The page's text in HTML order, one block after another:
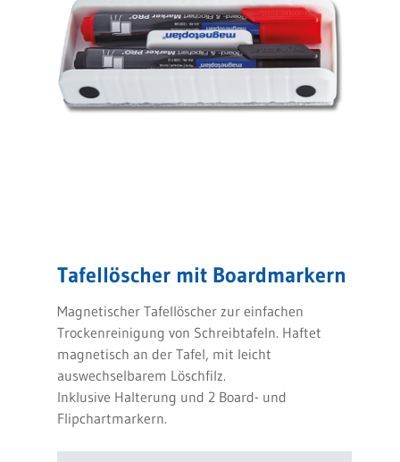
Tafellöscher mit Boardmarkern
Magnetischer Tafellöscher zur einfachen
Trockenreinigung von Schreibtafeln. Haftet
magnetisch an der Tafel, mit leicht
auswechselbarem Löschfilz.
Inklusive Halterung und 2 Board- und
Flipchartmarkern.